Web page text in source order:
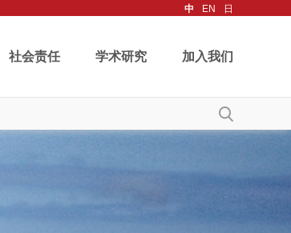
中 EN 日
社会责任 学术研究 加入我们